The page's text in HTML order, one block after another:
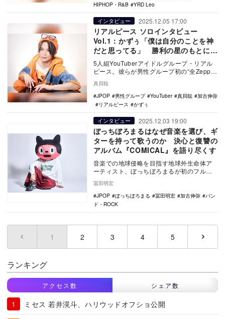
HIPHOP・R&B
YRD Leo
インタビュー 2025.12.05 17:00
リアルピース ソロインタビュー
Vol.1：かずぅ「僕は自分のことを神
だと思ってる」 勝利の星のもとに生
まれた理由
5人組YouTuberアイドルグループ・リアル
ピース。彼らが男性グループ初の“全Zepp制
真貝聡
JPOP
男性グループ YouTuber 真貝聡
加古伸弥
リアルピース
かずぅ
インタビュー 2025.12.03 19:00
ぼっちぼろまるはなぜ音楽を選び、ギ
ターを持って歌うのか 決心と復讐の
アルバム『COMICAL』を語り尽くす
音楽での地球侵略を目指す地球外生命体ア
ーティスト、ぼっちぼろまるが初のフルア
ルバムとなる『COMICAL』をリリース。イ
ンタビュ…
冨田明宏
JPOP
ぼっちぼろまる 冨田明宏 加古伸弥
バン
ド・ROCK
1 (current)2 3 4 5
ランキング
アクセス数 シェア数
ミセス 若井滉斗、ハリウッドオフショ公開